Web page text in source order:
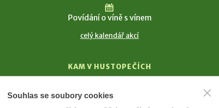
Povídání o víně s vínem
celý kalendář akcí
KAM V HUSTOPEČÍCH
T. G. Masaryk
Souhlas se soubory cookies